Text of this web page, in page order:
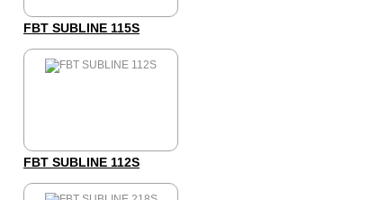
FBT SUBLINE 115S
FBT SUBLINE 112S